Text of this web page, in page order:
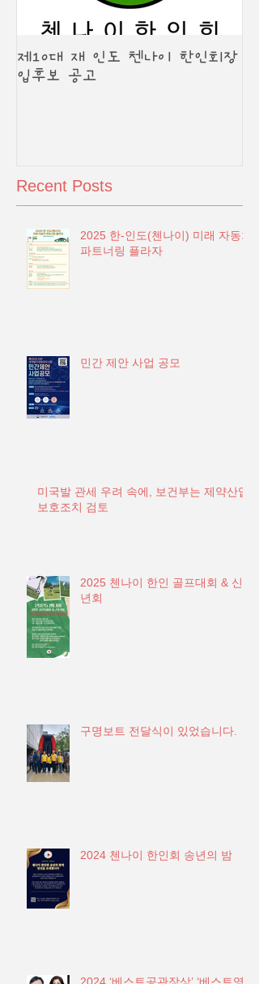
제10대 재 인도 첸나이 한인회장
입후보 공고
Recent Posts
2025 한-인도(첸나이) 미래 자동차
파트너링 플라자
민간 제안 사업 공모
미국발 관세 우려 속에, 보건부는 제약산업
보호조치 검토
2025 첸나이 한인 골프대회 & 신
년회
구명보트 전달식이 있었습니다.
2024 첸나이 한인회 송년의 밤
2024 ‘베스트공관장상’ ‘베스트영